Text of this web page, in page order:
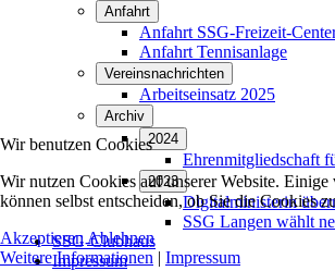
Anfahrt
Anfahrt SSG-Freizeit-
Anfahrt Tennisanlage
Vereinsnachrichten
Arbeitseinsatz 2025
Archiv
2024
Ehrenmitgliedschaft
2023
Digitalministerin
SSG Langen wählt
SSG-Clubhaus
Impressum
Wir benutzen Cookies
Wir nutzen Cookies auf unserer Website.
können selbst entscheiden, ob Sie die Cookies
Akzeptieren Ablehnen
Weitere Informationen | Impressum